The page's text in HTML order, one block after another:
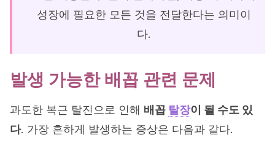
성장에 필요한 모든 것을 전달한다는 의미이
다.
발생 가능한 배꼽 관련 문제
과도한 복근 탈진으로 인해 배꼽 탈장이 될 수도 있
다. 가장 흔하게 발생하는 증상은 다음과 같다.